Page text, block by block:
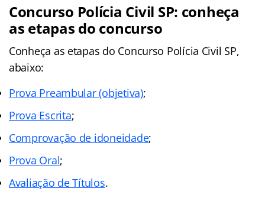
Concurso Polícia Civil SP: conheça
as etapas do concurso
Conheça as etapas do Concurso Polícia Civil SP,
abaixo:
Prova Preambular (objetiva);
Prova Escrita;
Comprovação de idoneidade;
Prova Oral;
Avaliação de Títulos.